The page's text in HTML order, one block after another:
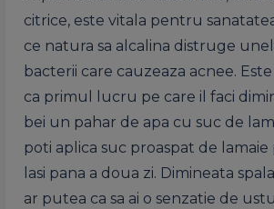
citrice, este vitala pentru
ce natura sa alcalina distruge
bacterii care cauzeaza acnee.
ca primul lucru pe care il faci
bei un pahar de apa cu suc de
poti aplica suc proaspat de lamaie
lasi pana a doua zi. Dimineata
ar putea ca sa ai o senzatie de